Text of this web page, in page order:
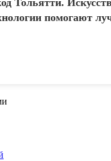
Тольятти.
помогают